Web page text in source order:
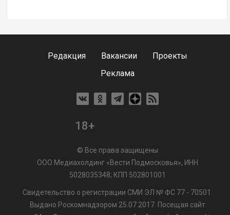
Редакция Вакансии
Проекты
Реклама
18+
© Все права защищены
ООО Медиахолдинг «Вести Подмосковья», ИНН
5028035348; КПП 502801001
Свидетельство о регистрации СМИ ЭЛ № ФС 77 - 70501.
Выдано Роскомнадзором 25.07.2017. Посещая сайт